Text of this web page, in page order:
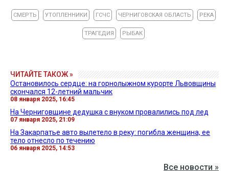
СМЕРТЬ УТОПЛЕННИКИ ГСЧС ЧЕРНИГОВСКАЯ ОБЛАСТЬ РЕКА
ТРАГЕДИЯ РЫБАК
ЧИТАЙТЕ ТАКОЖ »
Остановилось сердце: на горнолыжном курорте Львовщины
скончался 12-летний мальчик
08 января 2025, 16:45
На Черниговщине дедушка с внуком провалились под лед
07 января 2025, 21:09
На Закарпатье авто вылетело в реку: погибла женщина, ее
тело отнесло по течению
06 января 2025, 14:53
Все новости »